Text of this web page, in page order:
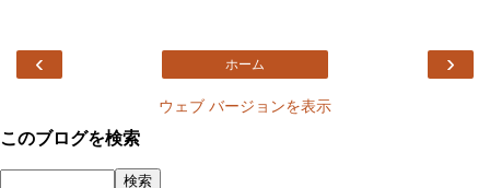
‹ ›
ホーム
ウェブ バージョンを表示
このブログを検索